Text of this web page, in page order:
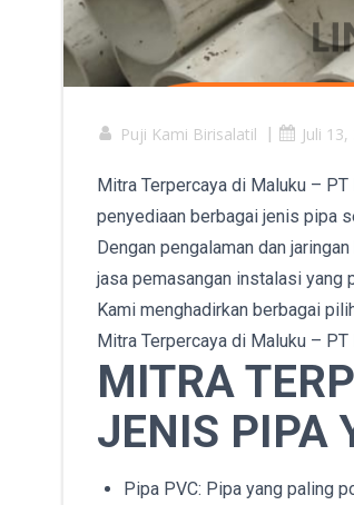
Puji Kami Birisalatil | Juli
Mitra Terpercaya di Maluku –
penyediaan berbagai jenis pipa
Dengan pengalaman dan
jasa pemasangan instalasi yang
Kami menghadirkan berbagai
Mitra Terpercaya di Maluku –
MITRA
JENIS PIPA
Pipa PVC: Pipa yang paling